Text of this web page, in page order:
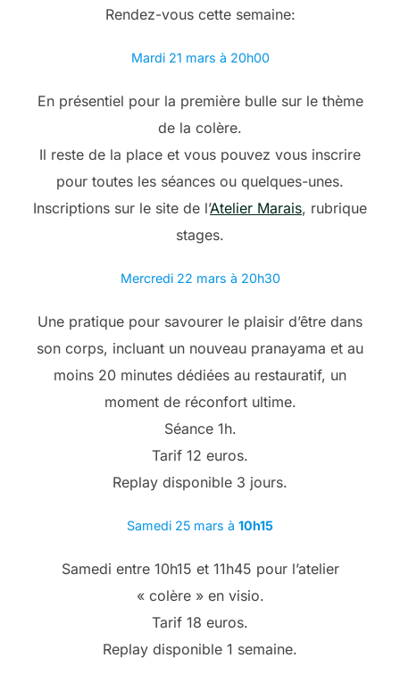
Rendez-vous cette semaine:
Mardi 21 mars à 20h00
En présentiel pour la première bulle sur le thème
de la colère.
Il reste de la place et vous pouvez vous inscrire
pour toutes les séances ou quelques-unes.
Inscriptions sur le site de l’Atelier Marais, rubrique
stages.
Mercredi 22 mars à 20h30
Une pratique pour savourer le plaisir d’être dans
son corps, incluant un nouveau pranayama et au
moins 20 minutes dédiées au restauratif, un
moment de réconfort ultime.
Séance 1h.
Tarif 12 euros.
Replay disponible 3 jours.
Samedi 25 mars à 10h15
Samedi entre 10h15 et 11h45 pour l’atelier
« colère » en visio.
Tarif 18 euros.
Replay disponible 1 semaine.